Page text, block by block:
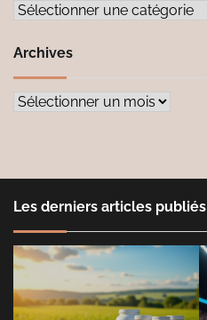
Catégories
Archives
Archives
Les derniers articles publiés